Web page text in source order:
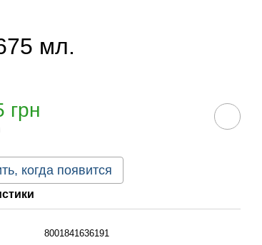
мл.
грн
когда появится
8001841636191